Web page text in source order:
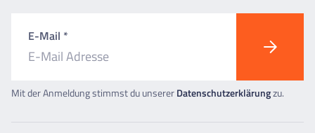
E-Mail *
Mit der Anmeldung stimmst du unsererDatenschutzerklärungzu.